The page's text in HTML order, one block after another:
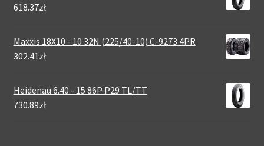
618.37zł
Maxxis 18X10 - 10 32N (225/40-10) C-9273 4PR
302.41zł
Heidenau 6.40 - 15 86P P29 TL/TT
730.89zł